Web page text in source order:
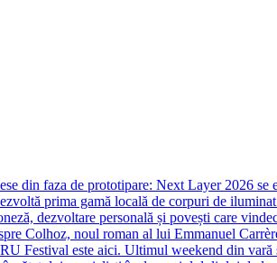
din faza de prototipare: Next Layer 2026 se
prima gamă locală de corpuri de
dezvoltare personală și povești care
Colhoz, noul roman al lui Emmanuel
Festival este aici. Ultimul weekend din vară